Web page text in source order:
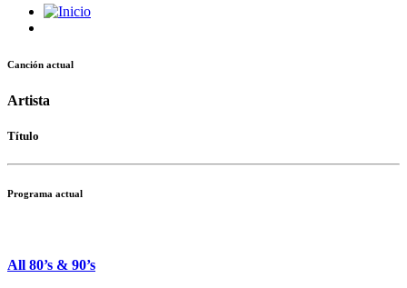
Canción actual
Artista
Título
Programa actual
All 80’s & 90’s